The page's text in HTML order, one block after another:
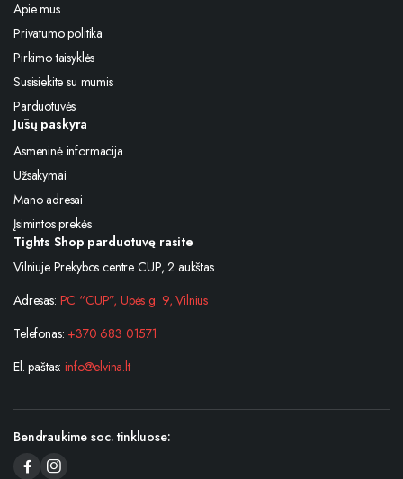
Apie mus
Privatumo politika
Pirkimo taisyklės
Susisiekite su mumis
Parduotuvės
Jūsų paskyra
Asmeninė informacija
Užsakymai
Mano adresai
Įsimintos prekės
Tights Shop parduotuvę rasite
Vilniuje Prekybos centre CUP, 2 aukštas
Adresas: PC “CUP”, Upės g. 9, Vilnius
Telefonas: +370 683 01571
El. paštas:info@elvina.lt
Bendraukime soc. tinkluose: